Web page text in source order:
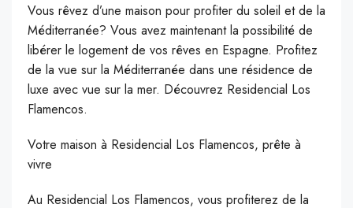
Vous rêvez d’une maison pour profiter du soleil et de la
Méditerranée? Vous avez maintenant la possibilité de
libérer le logement de vos rêves en Espagne. Profitez
de la vue sur la Méditerranée dans une résidence de
luxe avec vue sur la mer. Découvrez Residencial Los
Flamencos.
Votre maison à Residencial Los Flamencos, prête à
vivre
Au Residencial Los Flamencos, vous profiterez de la